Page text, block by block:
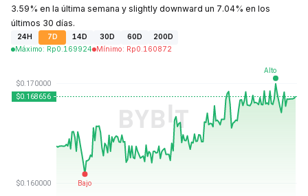
3.59% en la última semana y slightly downward un 7.04% en los
últimos 30 días.
24H 7D 14D 30D 60D
200D
Máximo: Rp0.169924 Mínimo: Rp0.160872
Última actualización: 2026-08-09, 13:44 GMT+0